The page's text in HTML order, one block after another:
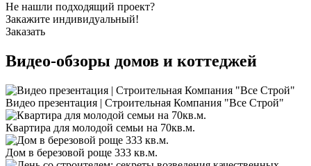
Не нашли подходящий проект?
Закажите индивидуальный!
Заказать
Видео-обзоры домов и коттеджей
Видео презентация | Строительная Компания "Все Строй"
Квартира для молодой семьи на 70кв.м.
Дом в березовой роще 333 кв.м.